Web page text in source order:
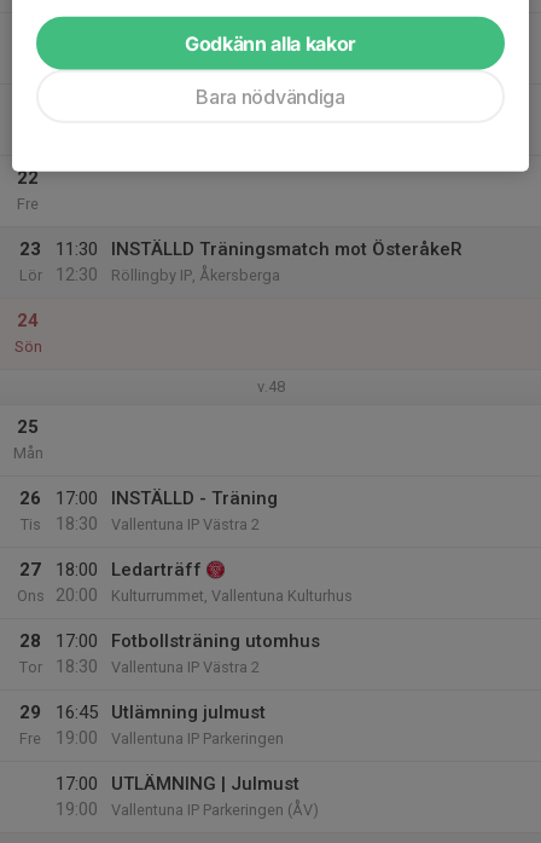
20
Ons
INSTÄLLD - Fotbollsträning utomhus
22
Fre
23
Lör
11:30
12:30
INSTÄLLD Träningsmatch mot ÖsteråkeR
Röllingby IP, Åkersberga
24
Sön
v.48
25
Mån
26
Tis
17:00
18:30
INSTÄLLD - Träning
Vallentuna IP Västra 2
27
Ons
18:00
20:00
Ledarträff
Kulturrummet, Vallentuna Kulturhus
28
Tor
17:00
18:30
Fotbollsträning utomhus
Vallentuna IP Västra 2
29
Fre
16:45
19:00
Utlämning julmust
Vallentuna IP Parkeringen
17:00
19:00
UTLÄMNING | Julmust
Vallentuna IP Parkeringen (ÅV)
Godkänn alla kakor
Bara nödvändiga